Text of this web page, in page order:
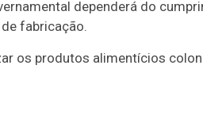
dependerá do
fabricação.
os produtos alimentícios